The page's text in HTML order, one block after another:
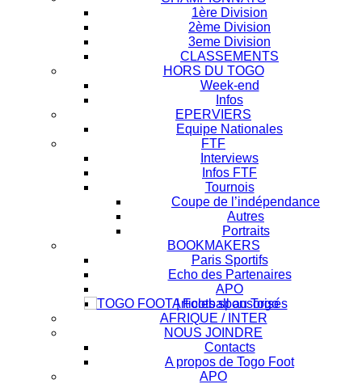
1ère Division
2ème Division
3eme Division
CLASSEMENTS
HORS DU TOGO
Week-end
Infos
EPERVIERS
Equipe Nationales
FTF
Interviews
Infos FTF
Tournois
Coupe de l’indépendance
Autres
Portraits
BOOKMAKERS
Paris Sportifs
Echo des Partenaires
APO
Articles sponsorisés
AFRIQUE / INTER
NOUS JOINDRE
Contacts
A propos de Togo Foot
APO